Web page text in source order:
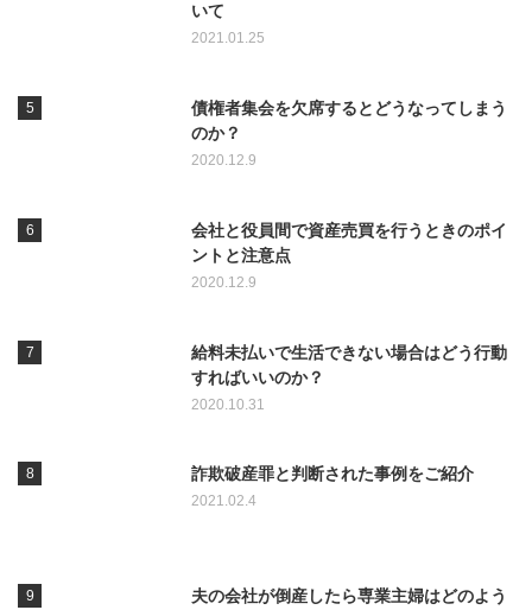
いて
2021.01.25
債権者集会を欠席するとどうなってしまう
のか？
2020.12.9
会社と役員間で資産売買を行うときのポイ
ントと注意点
2020.12.9
給料未払いで生活できない場合はどう行動
すればいいのか？
2020.10.31
詐欺破産罪と判断された事例をご紹介
2021.02.4
夫の会社が倒産したら専業主婦はどのよう